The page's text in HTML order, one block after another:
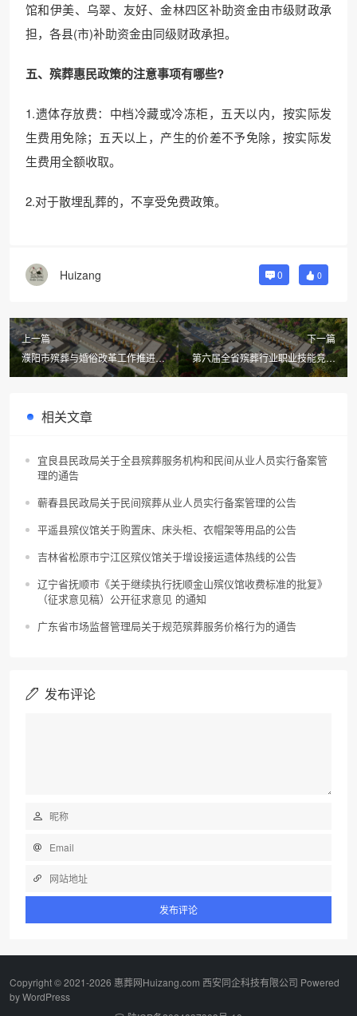
馆和伊美、乌翠、友好、金林四区补助资金由市级财政承
担，各县(市)补助资金由同级财政承担。
五、殡葬惠民政策的注意事项有哪些?
1.遗体存放费：中档冷藏或冷冻柜，五天以内，按实际发
生费用免除；五天以上，产生的价差不予免除，按实际发
生费用全额收取。
2.对于散埋乱葬的，不享受免费政策。
Huizang 0 0
上一篇
濮阳市殡葬与婚俗改革工作推进会
召开副市长黄守玺出席会议并讲话
下一篇
第六届全省殡葬行业职业技能竞赛
在我市举行
相关文章
宜良县民政局关于全县殡葬服务机构和民间从业人员实行备案管
理的通告
蕲春县民政局关于民间殡葬从业人员实行备案管理的公告
平遥县殡仪馆关于购置床、床头柜、衣帽架等用品的公告
吉林省松原市宁江区殡仪馆关于增设接运遗体热线的公告
辽宁省抚顺市《关于继续执行抚顺金山殡仪馆收费标准的批复》
（征求意见稿）公开征求意见 的通知
广东省市场监督管理局关于规范殡葬服务价格行为的通告
发布评论
Copyright © 2021-2026 惠葬网Huizang.com 西安同企科技有限公司 Powered
byWordPress